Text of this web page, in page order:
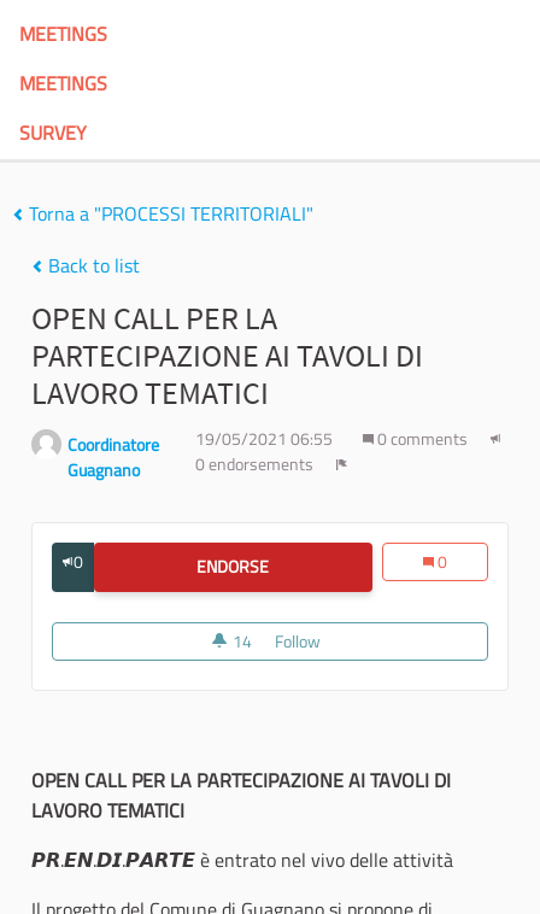
MEETINGS
MEETINGS
SURVEY
Torna a "PROCESSI TERRITORIALI"
Back to list
OPEN CALL PER LA
PARTECIPAZIONE AI TAVOLI DI
LAVORO TEMATICI
Coordinatore
Guagnano
19/05/2021 06:55
0 comments
0 endorsements
0 ENDORSE OPEN CALL PER LA 0
14 14 followers
Follow
OPEN CALL PER LA PARTECIPAZIONE AI TAVOLI DI
LAVORO TEMATICI
𝙋𝙍.𝙀𝙉.𝘿𝙄.𝙋𝘼𝙍𝙏𝙀 è entrato nel vivo delle attività